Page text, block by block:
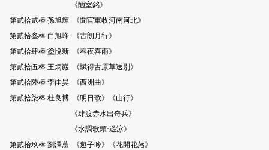
《陋室銘》
第貳拾貳棒 孫旭輝 《聞官軍收河南河北》
第貳拾叁棒 白旭峰 《古朗月行》
第貳拾肆棒 塗悅新 《春夜喜雨》
第貳拾伍棒 王炳巖 《賦得古原草送別》
第貳拾陸棒 李佳昊 《西洲曲》
第貳拾柒棒 杜良博 《明日歌》《山行》
《肆渡赤水出奇兵》
《水調歌頭·遊泳》
第貳拾玖棒 劉澤蕙 《遊子吟》《花開花落》